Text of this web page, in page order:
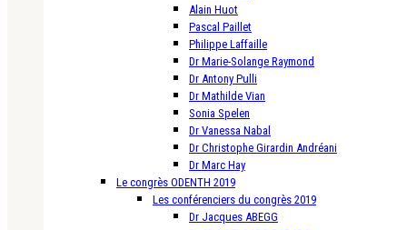
Alain Huot
Pascal Paillet
Philippe Laffaille
Dr Marie-Solange Raymond
Dr Antony Pulli
Dr Mathilde Vian
Sonia Spelen
Dr Vanessa Nabal
Dr Christophe Girardin Andréani
Dr Marc Hay
Le congrès ODENTH 2019
Les conférenciers du congrès 2019
Dr Jacques ABEGG